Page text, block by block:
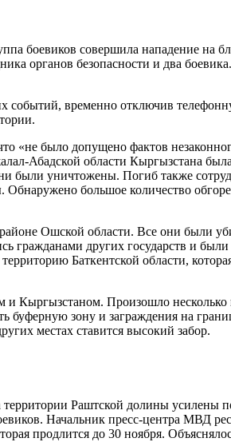
боевиков совершила нападение
органов безопасности и два
событий, временно отключив
«не было допущено фактов
Абадской области Кыргызстана
были уничтожены. Погиб также
большое количество
Ошской области. Все они были
гражданами других государств и
Баткентской области,
Кыргызстаном. Произошло
буферную зону и заграждения на
местах ставится высокий забор.
Раштской долины
Начальник пресс-центра МВД
продлится до 30 ноября.